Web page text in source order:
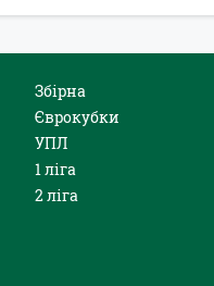
Збірна
Єврокубки
УПЛ
1 ліга
2 ліга